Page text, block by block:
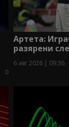
0
Артета:
разярени
6 авг 2026 | 09:36